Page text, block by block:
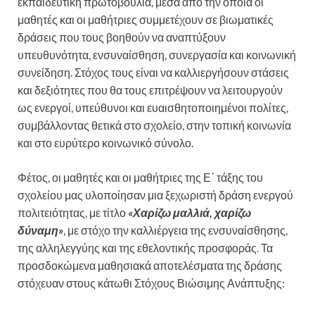
μαθητές και οι μαθήτριες συμμετέχουν σε βιωματικές
δράσεις που τους βοηθούν να αναπτύξουν
υπευθυνότητα, ενσυναίσθηση, συνεργασία και κοινωνική
συνείδηση. Στόχος τους είναι να καλλιεργήσουν στάσεις
και δεξιότητες που θα τους επιτρέψουν να λειτουργούν
ως ενεργοί, υπεύθυνοι και ευαισθητοποιημένοι πολίτες,
συμβάλλοντας θετικά στο σχολείο, στην τοπική κοινωνία
και στο ευρύτερο κοινωνικό σύνολο.
Φέτος, οι μαθητές και οι μαθήτριες της Ε΄ τάξης του
σχολείου μας υλοποίησαν μια ξεχωριστή δράση ενεργού
πολιτειότητας, με τίτλο «Χαρίζω μαλλιά, χαρίζω
δύναμη», με στόχο την καλλιέργεια της ενσυναίσθησης,
της αλληλεγγύης και της εθελοντικής προσφοράς. Τα
προσδοκώμενα μαθησιακά αποτελέσματα της δράσης
στόχευαν στους κάτωθι Στόχους Βιώσιμης Ανάπτυξης: